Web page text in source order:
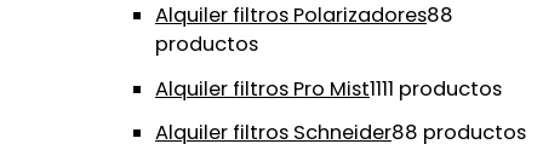
Alquiler filtros Polarizadores88
productos
Alquiler filtros Pro Mist1111 productos
Alquiler filtros Schneider88 productos